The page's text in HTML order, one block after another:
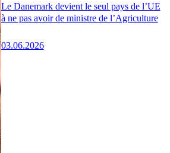
Le Danemark devient le seul pays de l’UE
à ne pas avoir de ministre de l’Agriculture
03.06.2026